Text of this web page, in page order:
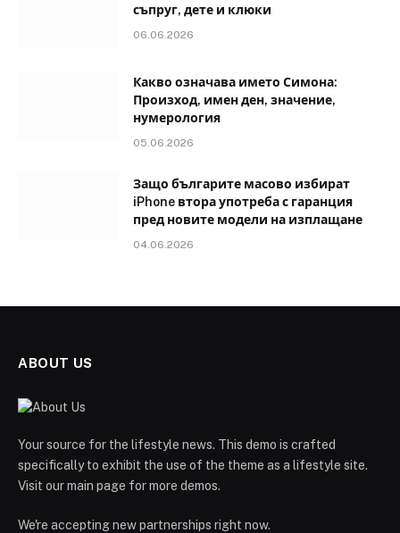
съпруг, дете и клюки
06.06.2026
Какво означава името Симона:
Произход, имен ден, значение,
нумерология
05.06.2026
Защо българите масово избират
iPhone втора употреба с гаранция
пред новите модели на изплащане
04.06.2026
ABOUT US
Your source for the lifestyle news. This demo is crafted
specifically to exhibit the use of the theme as a lifestyle site.
Visit our main page for more demos.
We're accepting new partnerships right now.